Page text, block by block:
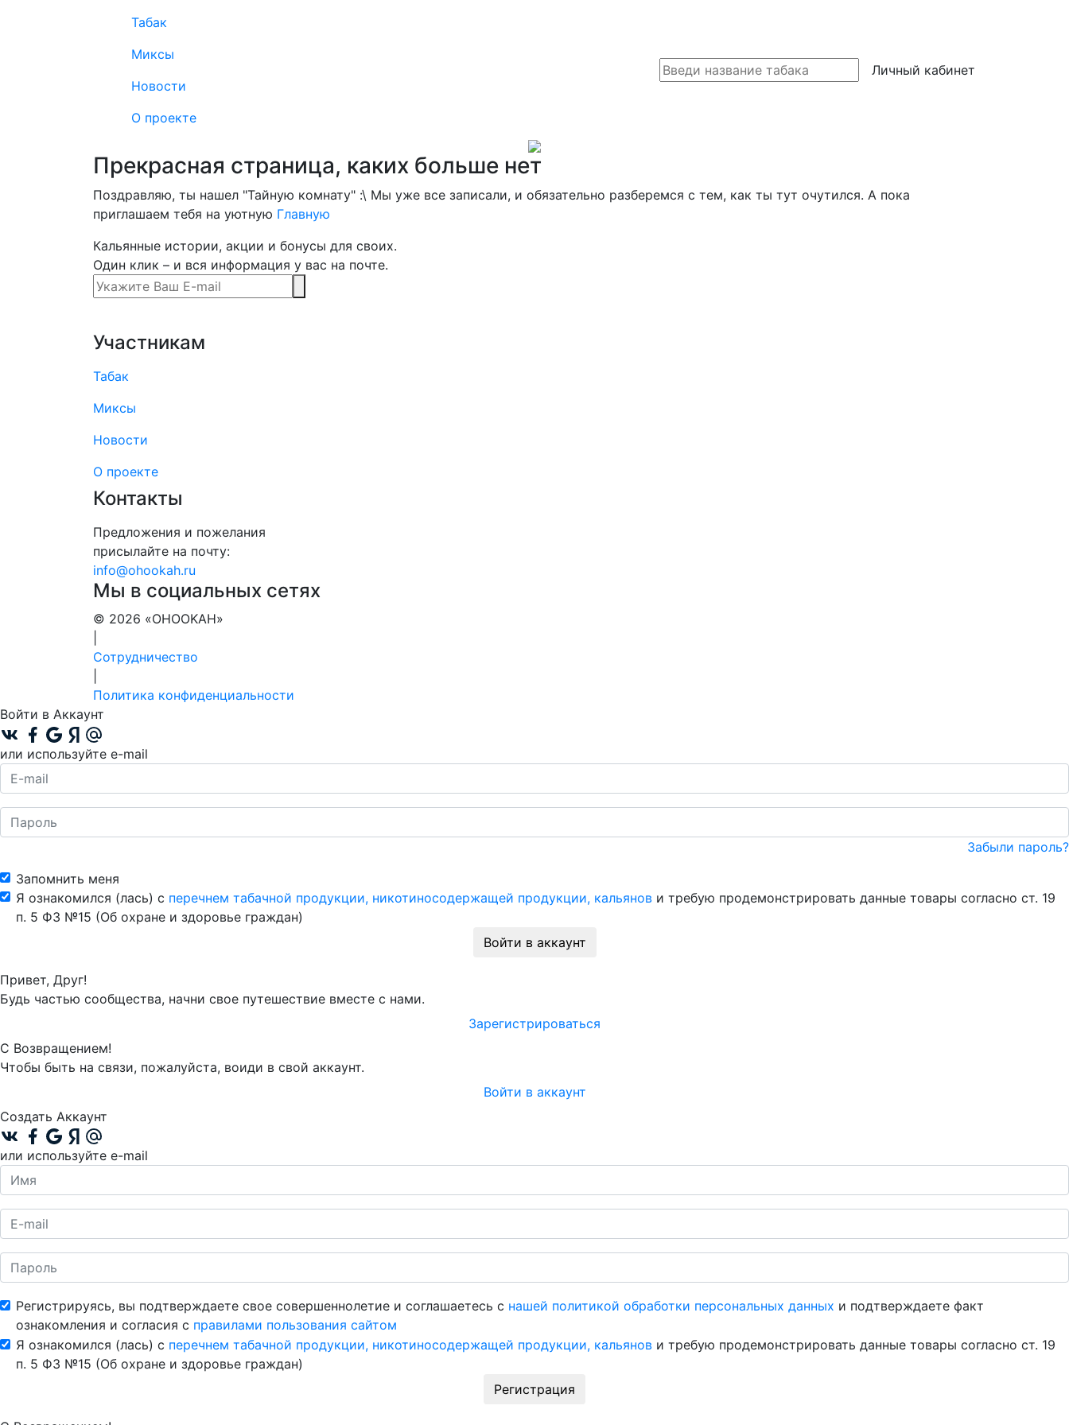
Табак
Миксы
Новости
О проекте
Личный кабинет
Прекрасная страница, каких больше нет
Поздравляю, ты нашел "Тайную комнату" :\ Мы уже все записали, и обязательно разберемся с тем, как ты тут очутился. А пока
приглашаем тебя на уютную Главную
Кальянные истории, акции и бонусы для своих.
Один клик – и вся информация у вас на почте.
Участникам
Табак
Миксы
Новости
О проекте
Контакты
Предложения и пожелания
присылайте на почту:
info@ohookah.ru
Мы в социальных сетях
© 2026 «OHOOKAH»
Сотрудничество
Политика конфиденциальности
Войти в Аккаунт
или используйте e-mail
Забыли пароль?
Запомнить меня
Я ознакомился (лась) с перечнем табачной продукции, никотиносодержащей продукции, кальянов и требую продемонстрировать данные товары согласно ст. 19
п. 5 ФЗ №15 (Об охране и здоровье граждан)
Войти в аккаунт
Привет, Друг!
Будь частью сообщества, начни свое путешествие вместе с нами.
Зарегистрироваться
С Возвращением!
Чтобы быть на связи, пожалуйста, воиди в свой аккаунт.
Войти в аккаунт
Создать Аккаунт
или используйте e-mail
Регистрируясь, вы подтверждаете свое совершеннолетие и соглашаетесь с нашей политикой обработки персональных данных и подтверждаете факт
ознакомления и согласия с правилами пользования сайтом
Я ознакомился (лась) с перечнем табачной продукции, никотиносодержащей продукции, кальянов и требую продемонстрировать данные товары согласно ст. 19
п. 5 ФЗ №15 (Об охране и здоровье граждан)
Регистрация